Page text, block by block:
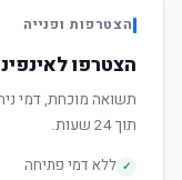
הצטרפות ופנייה
הצטרפו
תשואה מוכחת, דמי
תוך 24 שעות.
✓ ללא דמי פתיחה